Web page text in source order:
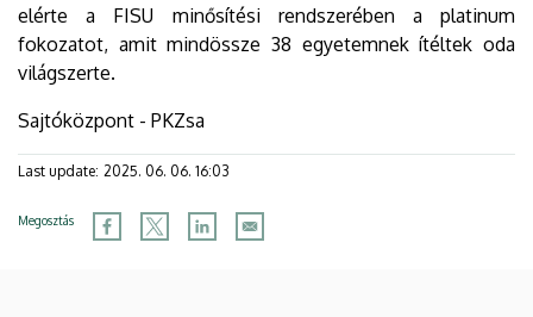
elérte a FISU minősítési rendszerében a platinum
fokozatot, amit mindössze 38 egyetemnek ítéltek oda
világszerte.
Sajtóközpont - PKZsa
Last update: 2025. 06. 06. 16:03
Megosztás